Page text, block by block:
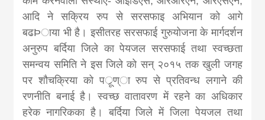
news,
khabar
आदि ने सक्रिय रुप से सरसफाइ अभियान को आगे
बढÞाया भी है। इसीतरह सरसफाई गुरुयोजना के मार्गदर्शन
अनुरुप बर्दिया जिले का पेयजल सरसफाई तथा स्वच्छता
समन्वय समिति ने इस जिले को सन् २०१५ तक खुली जगह
पर शौचक्रिया को पर्ूण्ा रुप से प्रतिवन्ध लगाने की
रणनीति बनाई है। स्वच्छ वातावरण में रहने का अधिकार
हरेक नागरिकका है। बर्दिया जिले में जिला पेयजल तथा